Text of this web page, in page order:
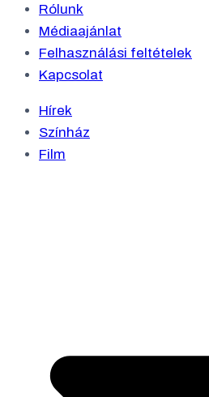
Rólunk
Médiaajánlat
Felhasználási feltételek
Kapcsolat
Hírek
Színház
Film